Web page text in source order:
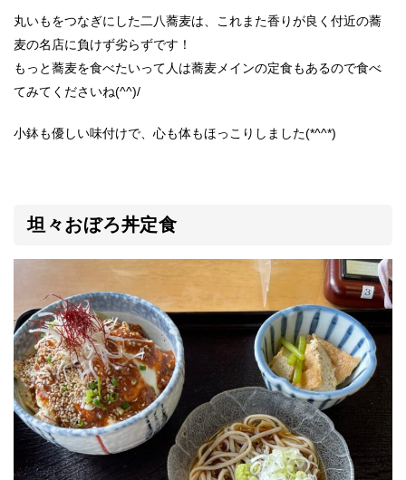
丸いもをつなぎにした二八蕎麦は、これまた香りが良く付近の蕎
麦の名店に負けず劣らずです！
もっと蕎麦を食べたいって人は蕎麦メインの定食もあるので食べ
てみてくださいね(^^)/
小鉢も優しい味付けで、心も体もほっこりしました(*^^*)
坦々おぼろ丼定食